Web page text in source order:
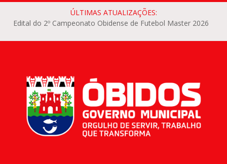
ÚLTIMAS ATUALIZAÇÕES:
Edital do 2º Campeonato Obidense de Futebol Master 2026